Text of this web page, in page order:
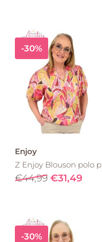
-30%
Enjoy
Z Enjoy Blouson polo pofmouw 183616 Pink multi
€44,99 €31,49
-30%